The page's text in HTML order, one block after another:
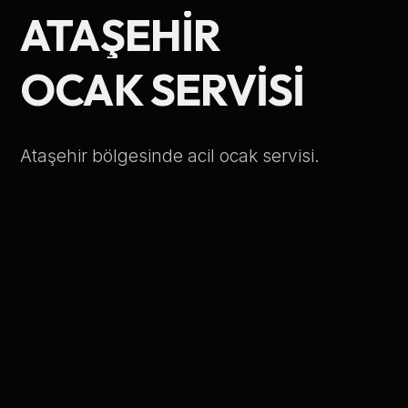
ATAŞEHIR
OCAK SERVISI
Ataşehir bölgesinde acil ocak servisi.
Telefon Numarası
Hizmet Türü